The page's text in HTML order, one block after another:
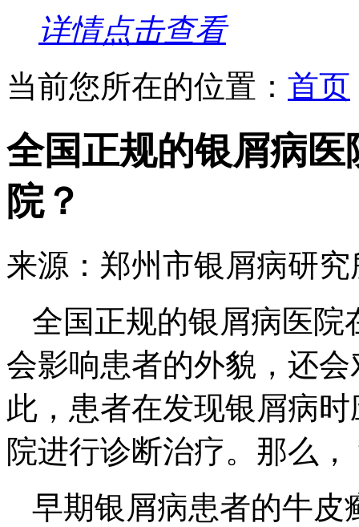
详情点击查看
当前您所在的位置： 首页
全国正规的银屑病
院？
来源：郑州市银屑病研
全国正规的银屑病医院
会影响患者的外貌，还
此，患者在发现银屑病
院进行诊断治疗。那么，
早期银屑病患者的牛皮